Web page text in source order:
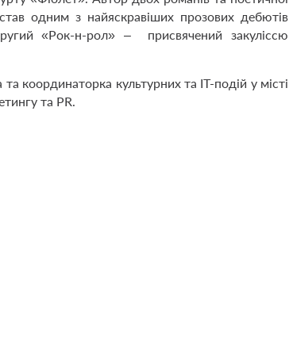
одним з найяскравіших прозових дебютів
«Рок-н-рол» – присвячений закуліссю
координаторка культурних та ІT-подій у місті
та PR.